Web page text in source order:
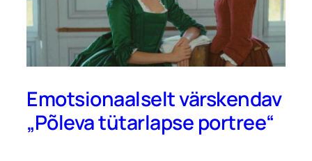
Emotsionaalselt värskendav
„Põleva tütarlapse portree“